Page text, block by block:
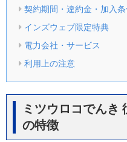
契約期間・違約金・加入
インズウェブ限定特典
電力会社・サービス
利用上の注意
ミツウロコでんき
の特徴